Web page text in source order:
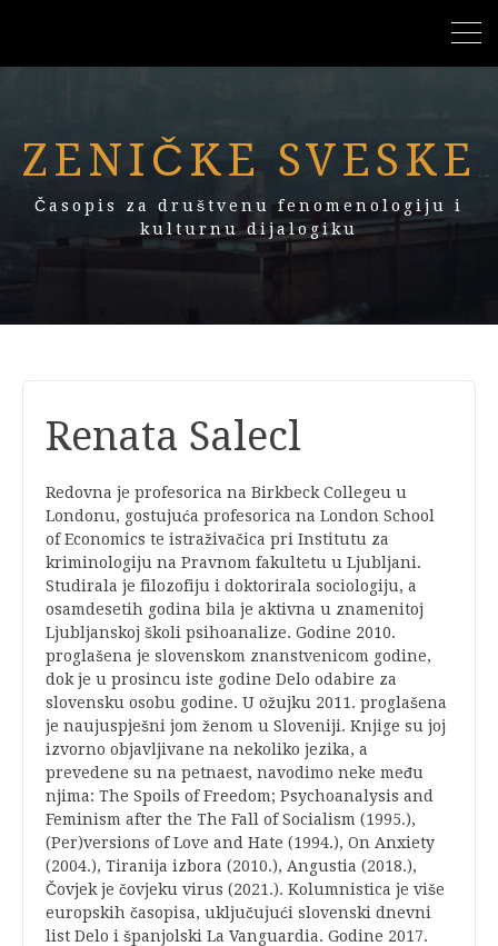
ZENIČKE SVESKE
Časopis za društvenu fenomenologiju i
kulturnu dijalogiku
Renata Salecl
Redovna je profesorica na Birkbeck Collegeu u
Londonu, gostujuća profesorica na London School
of Economics te istraživačica pri Institutu za
kriminologiju na Pravnom fakultetu u Ljubljani.
Studirala je filozofiju i doktorirala sociologiju, a
osamdesetih godina bila je aktivna u znamenitoj
Ljubljanskoj školi psihoanalize. Godine 2010.
proglašena je slovenskom znanstvenicom godine,
dok je u prosincu iste godine Delo odabire za
slovensku osobu godine. U ožujku 2011. proglašena
je naujuspješni jom ženom u Sloveniji. Knjige su joj
izvorno objavljivane na nekoliko jezika, a
prevedene su na petnaest, navodimo neke među
njima: The Spoils of Freedom; Psychoanalysis and
Feminism after the The Fall of Socialism (1995.),
(Per)versions of Love and Hate (1994.), On Anxiety
(2004.), Tiranija izbora (2010.), Angustia (2018.),
Čovjek je čovjeku virus (2021.). Kolumnistica je više
europskih časopisa, uključujući slovenski dnevni
list Delo i španjolski La Vanguardia. Godine 2017.